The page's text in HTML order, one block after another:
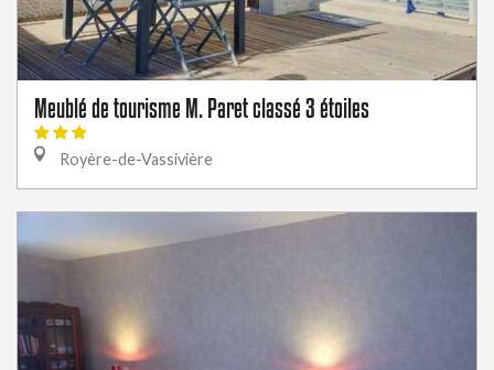
Meublé de tourisme M. Paret classé 3 étoiles
Royère-de-Vassivière